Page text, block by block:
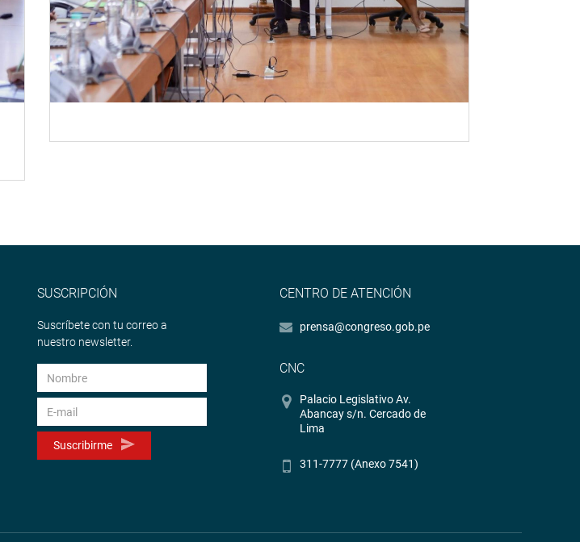
SUSCRIPCIÓN
Suscríbete con tu correo a
nuestro newsletter.
Suscribirme
CENTRO DE ATENCIÓN
prensa@congreso.gob.pe
CNC
Palacio Legislativo Av.
Abancay s/n. Cercado de
Lima
311-7777 (Anexo 7541)